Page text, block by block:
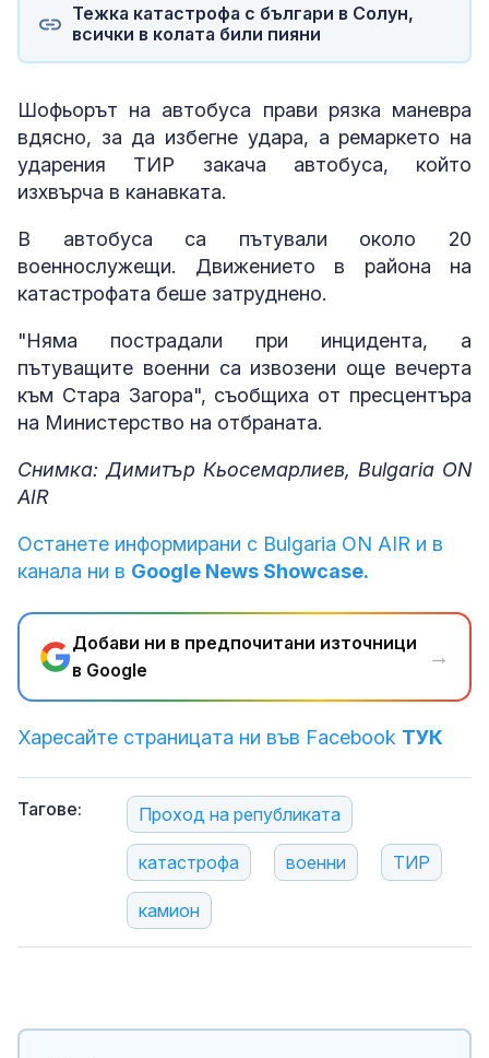
Тежка катастрофа с българи в Солун,
всички в колата били пияни
Шофьорът на автобуса прави рязка маневра
вдясно, за да избегне удара, а ремаркето на
ударения ТИР закача автобуса, който
изхвърча в канавката.
В автобуса са пътували около 20
военнослужещи. Движението в района на
катастрофата беше затруднено.
"Няма пострадали при инцидента, а
пътуващите военни са извозени още вечерта
към Стара Загора", съобщиха от пресцентъра
на Министерство на отбраната.
Снимка: Димитър Кьосемарлиев, Bulgaria ON
AIR
Останете информирани с Bulgaria ON AIR и в
канала ни в Google News Showcase.
Добави ни в предпочитани източници
в Google
→
Харесайте страницата ни във Facebook ТУК
Тагове: Проход на републиката
катастрофа военни ТИР
камион